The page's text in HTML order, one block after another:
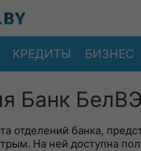
КРЕДИТЫ БИЗНЕС
Банк
отделений банка,
На ней доступна